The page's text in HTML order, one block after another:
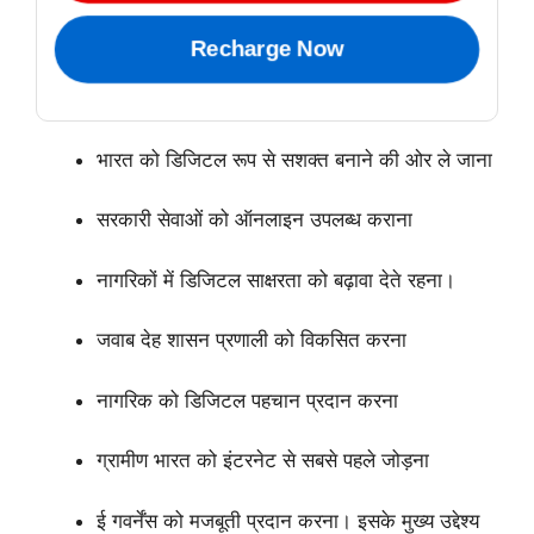
Recharge Now
भारत को डिजिटल रूप से सशक्त बनाने की ओर ले जाना
सरकारी सेवाओं को ऑनलाइन उपलब्ध कराना
नागरिकों में डिजिटल साक्षरता को बढ़ावा देते रहना।
जवाब देह शासन प्रणाली को विकसित करना
नागरिक को डिजिटल पहचान प्रदान करना
ग्रामीण भारत को इंटरनेट से सबसे पहले जोड़ना
ई गवर्नेंस को मजबूती प्रदान करना। इसके मुख्य उद्देश्य